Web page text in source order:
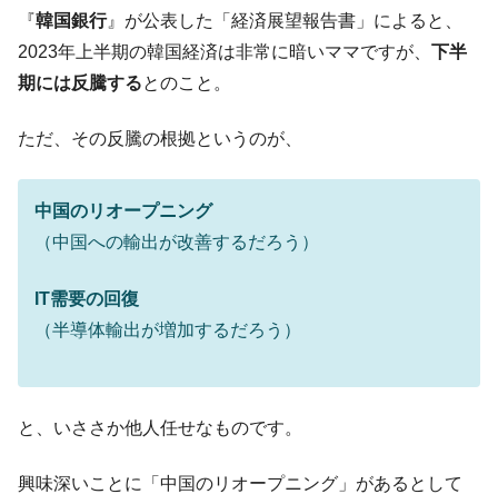
『Money1』
韓国･帰ってきた李在明。李在明を支持しな
い「50.5％」に上昇
『Money1』
韓国大統領府ボンクラ政策室長が告発され
断
『Money1』
中国だけが鉄鋼輸出を異常増加させる ⇒ 中
国の過剰生産が世界を蝕む。
『Money1』
種は全般的「不調」⇒ PSIが示す現況は決して良くない。
「KDDX」1番艦、2032年竣工と公示
『韓国銀行』が公表した「経済展望報告書」によると、
2023年上半期の韓国経済は非常に暗いママですが、 下半
期には反騰するとのこと。
ただ、その反騰の根拠というのが、
中国のリオープニング
（中国への輸出が改善するだろう）
IT需要の回復
（半導体輸出が増加するだろう）
と、いささか他人任せなものです。
興味深いことに「中国のリオープニング」があるとして